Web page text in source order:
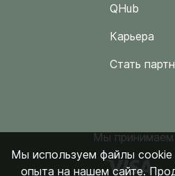
QHub
Карьера
Стать
Мы принимаем
Мы используем файлы cookie
опыта на нашем сайте.